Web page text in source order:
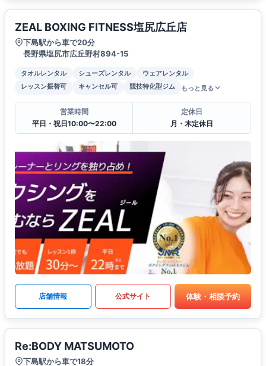
ZEAL BOXING FITNESS塩尻広丘店
下島駅から車で20分
長野県塩尻市広丘野村894-15
タオルレンタル シューズレンタル
ウェアレンタル
レッスン振替可
キャンセル可 競技特化型ジム もっと見る
営業時間
平日・祝日10:00〜22:00
定休日
月・木定休日
店舗情報 公式サイト 体験・相談予約
Re:BODY MATSUMOTO
下島駅から車で18分